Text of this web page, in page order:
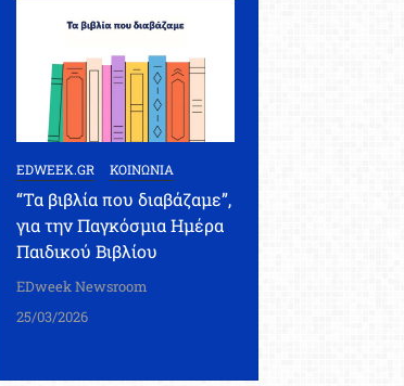
EDWEEK.GR ΚΟΙΝΩΝΙΑ
“Τα βιβλία που διαβάζαμε”,
για την Παγκόσμια Ημέρα
Παιδικού Βιβλίου
EDweek Newsroom
25/03/2026